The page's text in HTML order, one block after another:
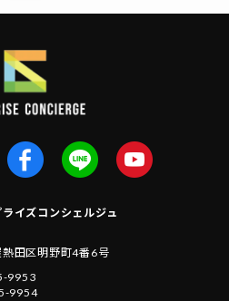
イズコンシェルジュ
熱田区明野町4番6号
9953
9954